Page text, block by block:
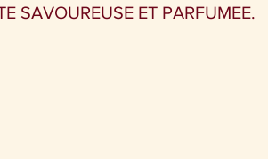
SAVOUREUSE ET PARFUMEE.